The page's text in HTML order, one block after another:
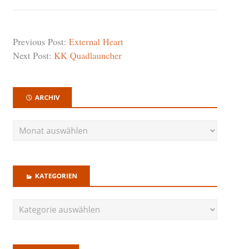
Previous Post: External Heart
Next Post: KK Quadlauncher
ARCHIV
KATEGORIEN